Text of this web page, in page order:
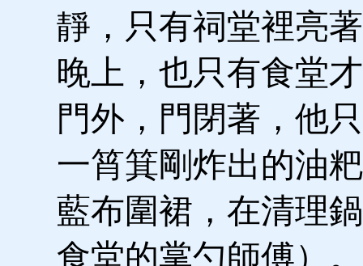
靜，只有祠堂裡亮
晚上，也只有食堂
門外，門閉著，他
一筲箕剛炸出的油
藍布圍裙，在清理
食堂的掌勺師傅）